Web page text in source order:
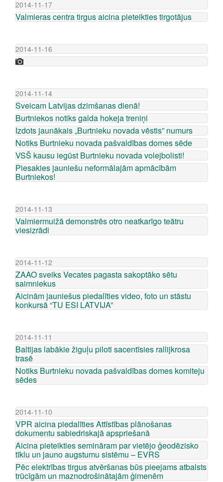
2014-11-17
Valmieras centra tirgus aicina pieteikties tirgotājus
2014-11-16
2014-11-14
Sveicam Latvijas dzimšanas dienā!
Burtniekos notiks galda hokeja treniņi
Izdots jaunākais „Burtnieku novada vēstis” numurs
Notiks Burtnieku novada pašvaldības domes sēde
VSŠ kausu iegūst Burtnieku novada volejbolisti!
Piesakies jauniešu neformālajām apmācībām
Burtniekos!
2014-11-13
Valmiermuižā demonstrēs otro neatkarīgo teātru
viesizrādi
2014-11-12
ZAAO sveiks Vecates pagasta sakoptāko sētu
saimniekus
Aicinām jauniešus piedalīties video, foto un stāstu
konkursā “TU ESI LATVIJA”
2014-11-11
Baltijas labākie žiguļu piloti sacentīsies rallijkrosa
trasē
Notiks Burtnieku novada pašvaldības domes komiteju
sēdes
2014-11-10
VPR aicina piedalīties Attīstības plānošanas
dokumentu sabiedriskajā apspriešanā
Aicina pieteikties semināram par vietējo ģeodēzisko
tīklu un jauno augstumu sistēmu – EVRS
Pēc elektrības tirgus atvēršanas būs pieejams atbalsts
trūcīgām un maznodrošinātajām ģimenēm